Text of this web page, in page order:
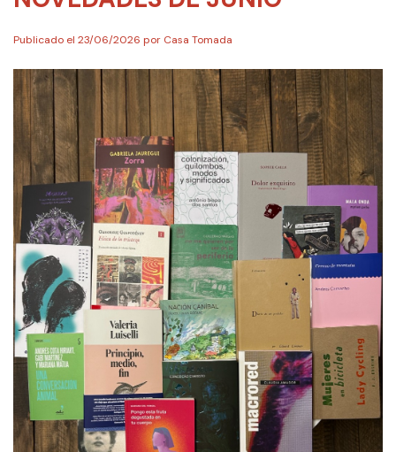
Publicado el 23/06/2026 por Casa Tomada